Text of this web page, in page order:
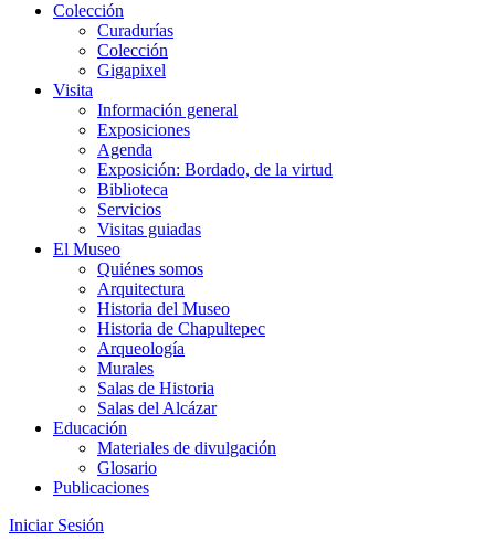
Colección
Curadurías
Colección
Gigapixel
Visita
Información general
Exposiciones
Agenda
Exposición: Bordado, de la virtud
Biblioteca
Servicios
Visitas guiadas
El Museo
Quiénes somos
Arquitectura
Historia del Museo
Historia de Chapultepec
Arqueología
Murales
Salas de Historia
Salas del Alcázar
Educación
Materiales de divulgación
Glosario
Publicaciones
Iniciar Sesión